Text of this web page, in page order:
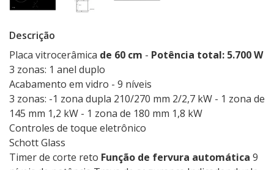
Descrição
Placa vitrocerâmica de 60 cm - Potência total: 5.700 W
3 zonas: 1 anel duplo
Acabamento em vidro - 9 níveis
3 zonas: -1 zona dupla 210/270 mm 2/2,7 kW - 1 zona de
145 mm 1,2 kW - 1 zona de 180 mm 1,8 kW
Controles de toque eletrônico
Schott Glass
Timer de corte reto Função de fervura automática 9